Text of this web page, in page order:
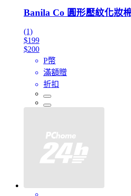
Banila Co 圓形壓紋化妝
(1)
$199
$200
P幣
滿額贈
折扣